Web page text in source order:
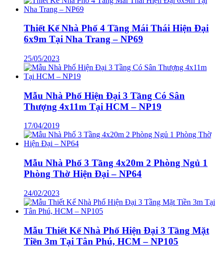
Thiết Kế Nhà Phố 4 Tầng Mái Thái Hiện Đại
6x9m Tại Nha Trang – NP69
25/05/2023
Mẫu Nhà Phố Hiện Đại 3 Tầng Có Sân
Thượng 4x11m Tại HCM – NP19
17/04/2019
Mẫu Nhà Phố 3 Tầng 4x20m 2 Phòng Ngủ 1
Phòng Thờ Hiện Đại – NP64
24/02/2023
Mẫu Thiết Kế Nhà Phố Hiện Đại 3 Tầng Mặt
Tiền 3m Tại Tân Phú, HCM – NP105